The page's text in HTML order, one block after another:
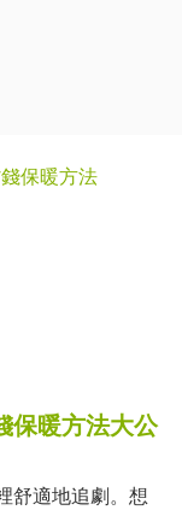
保暖方法大公
舒適地追劇。想